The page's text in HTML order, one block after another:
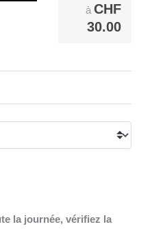
à CHF
30.00
la journée, vérifiez la